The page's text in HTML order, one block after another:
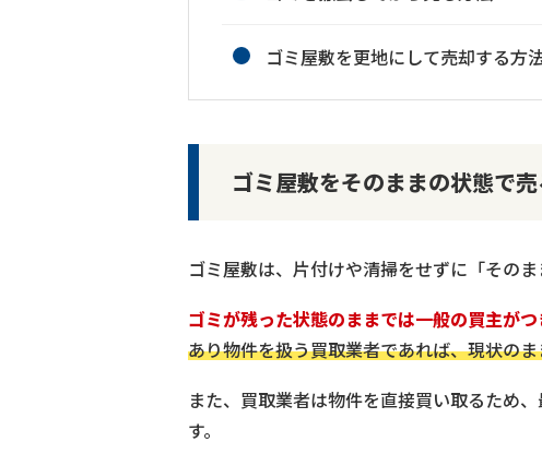
ゴミ屋敷を更地にして売却する方
ゴミ屋敷をそのままの状態で
ゴミ屋敷は、片付けや清掃をせずに「その
ゴミが残った状態のままでは一般の買主が
あり物件を扱う買取業者であれば、現状の
また、買取業者は物件を直接買い取るため
す。